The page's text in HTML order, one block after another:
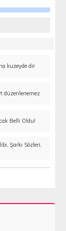
kuzeyde dir
düzenlenemez
Belli Oldu!
Şarkı Sözleri,